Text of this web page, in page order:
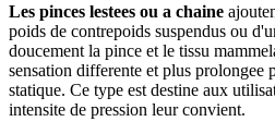
Les pinces lestees ou a chaine
poids de contrepoids suspendus ou
doucement la pince et le tissu
sensation differente et plus prolongee
statique. Ce type est destine aux
intensite de pression leur convient.